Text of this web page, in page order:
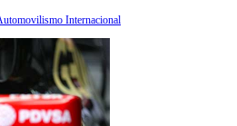
Internacional